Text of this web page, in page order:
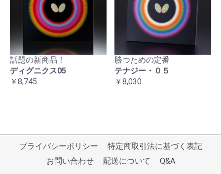
話題の新商品！
ディグニクス05
￥8,745
勝つための定番
テナジー・０５
￥8,030
プライバシーポリシー
特定商取引法に基づく表記
お問い合わせ
配送について Q&A